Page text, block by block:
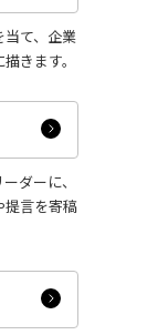
当て、企業
きます。
ダーに、
提言を寄稿